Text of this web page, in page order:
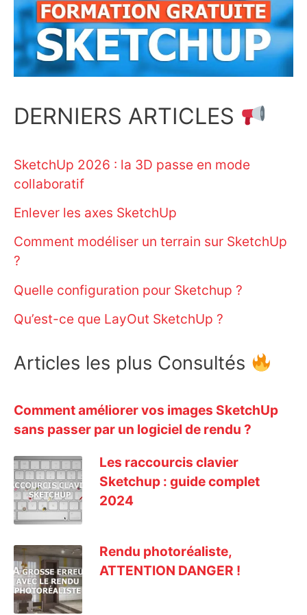
DERNIERS ARTICLES
SketchUp 2026 : la 3D passe en mode
collaboratif
Enlever les axes SketchUp
Comment modéliser un terrain sur SketchUp
?
Quelle configuration pour Sketchup ?
Qu’est-ce que LayOut SketchUp ?
Articles les plus Consultés
Comment améliorer vos images SketchUp
sans passer par un logiciel de rendu ?
Les raccourcis clavier
Sketchup : guide complet
2024
Rendu photoréaliste,
ATTENTION DANGER !